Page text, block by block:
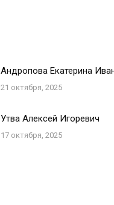
Андропова Екатерина
21 октября, 2025
Утва Алексей Игоревич
17 октября, 2025